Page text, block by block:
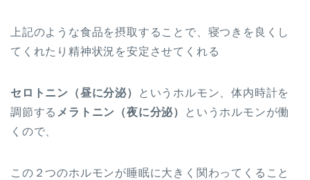
上記のような食品を摂取することで、寝つきを良くし
てくれたり精神状況を安定させてくれる
セロトニン（昼に分泌）
というホルモン、体内時計を
調節する メラトニン（夜に分泌）
というホルモンが働
くので、
この２つのホルモンが睡眠に大きく関わってくること